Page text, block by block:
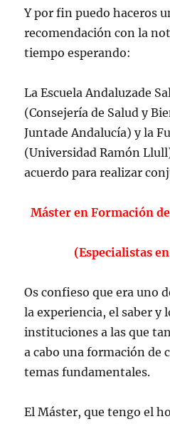
Y por fin puedo haceros
recomendación con la
tiempo esperando:
La Escuela Andaluzade
(Consejería de Salud y
Juntade Andalucía) y la
(Universidad Ramón
acuerdo para realizar
Máster en Formación
(Especialistas
Os confieso que era uno
la experiencia, el saber y
instituciones a las que
a cabo una formación de
temas fundamentales.
El Máster, que tengo el